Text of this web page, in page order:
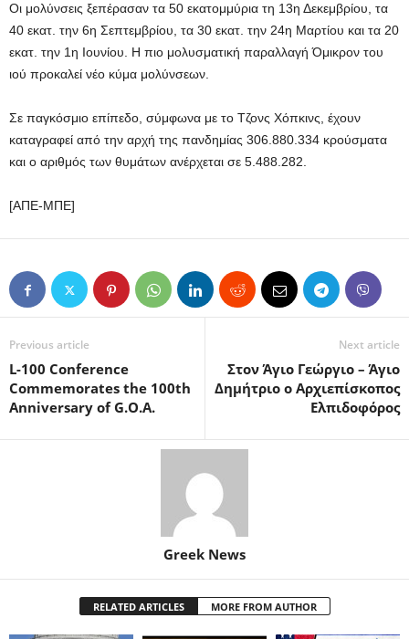
Οι μολύνσεις ξεπέρασαν τα 50 εκατομμύρια τη 13η Δεκεμβρίου, τα
40 εκατ. την 6η Σεπτεμβρίου, τα 30 εκατ. την 24η Μαρτίου και τα 20
εκατ. την 1η Ιουνίου. Η πιο μολυσματική παραλλαγή Όμικρον του
ιού προκαλεί νέο κύμα μολύνσεων.
Σε παγκόσμιο επίπεδο, σύμφωνα με το Τζονς Χόπκινς, έχουν
καταγραφεί από την αρχή της πανδημίας 306.880.334 κρούσματα
και ο αριθμός των θυμάτων ανέρχεται σε 5.488.282.
[ΑΠΕ-ΜΠΕ]
Previous article
L-100 Conference
Commemorates the 100th
Anniversary of G.O.A.
Next article
Στον Άγιο Γεώργιο – Άγιο
Δημήτριο ο Αρχιεπίσκοπος
Ελπιδοφόρος
Greek News
RELATED ARTICLES MORE FROM AUTHOR